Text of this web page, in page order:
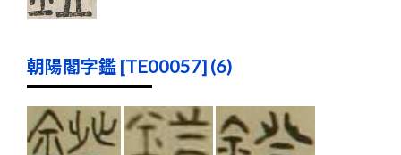
朝陽閣字鑑 [TE00057] (6)